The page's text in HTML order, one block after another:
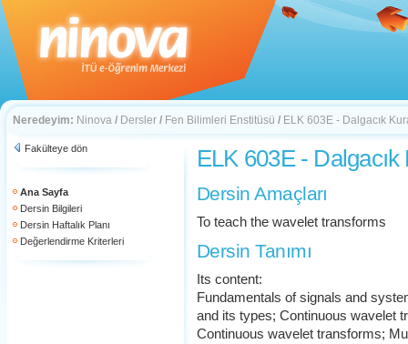
Neredeyim: Ninova / Dersler / Fen Bilimleri Enstitüsü / ELK 603E - Dalgacık
Fakülteye dön
Ana Sayfa
Dersin Bilgileri
Dersin Haftalık Planı
Değerlendirme Kriterleri
ELK 603E -
Dersin Amaçları
To teach the wavelet transforms
Dersin Tanımı
Its content:
Fundamentals of signals and
and its types; Continuous wavelet
Continuous wavelet transforms;